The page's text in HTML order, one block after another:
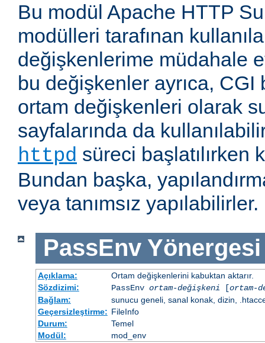
Bu modül Apache HTTP
modülleri tarafınan
değişkenlerime müdahale
bu değişkenler ayrıca,
ortam değişkenleri olarak
sayfalarında da
httpd süreci başlatılırken
Bundan başka,
veya tanımsız yapılabilirler.
PassEnv Yönergesi
Açıklama:
Ortam değişkenlerini kabuktan aktarır.
Sözdizimi:
PassEnv ortam-değişkeni [ortam-
Bağlam:
sunucu geneli, sanal konak, dizin,
Geçersizleştirme: FileInfo
Durum:
Temel
Modül:
mod_env